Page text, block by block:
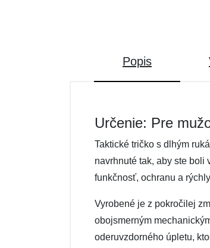
Popis
Určenie: Pre
Taktické tričko s dlhým
navrhnuté tak, aby ste
funkčnosť, ochranu a
Vyrobené je z pokročilej
obojsmerným
oderuvzdorného úpletu,